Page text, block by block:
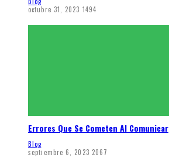
octubre 31, 2023 1494
Errores Que Se Cometen Al Comunicar
Blog
septiembre 6, 2023 2067